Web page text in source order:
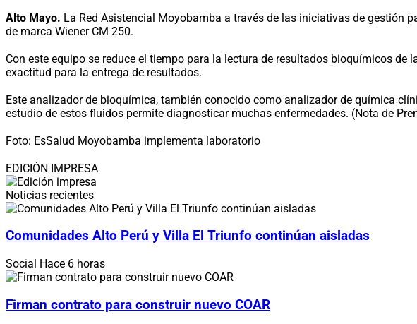
Alto Mayo. La Red Asistencial Moyobamba a través de las iniciativas de gestión
de marca Wiener CM 250.
Con este equipo se reduce el tiempo para la lectura de resultados bioquímicos
exactitud para la entrega de resultados.
Este analizador de bioquímica, también conocido como analizador de química
estudio de estos fluidos permite diagnosticar muchas enfermedades. (Nota de
Foto: EsSalud Moyobamba implementa laboratorio
EDICIÓN IMPRESA
Noticias recientes
Comunidades Alto Perú y Villa El Triunfo continúan aisladas
Social Hace 6 horas
Firman contrato para construir nuevo COAR